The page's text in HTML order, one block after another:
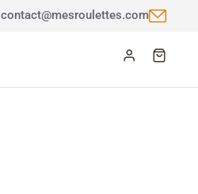
contact@mesroulettes.com